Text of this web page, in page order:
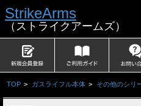
StrikeArms
（ストライクアームズ）
TOP > ガスライフル本体 > その他のシリ